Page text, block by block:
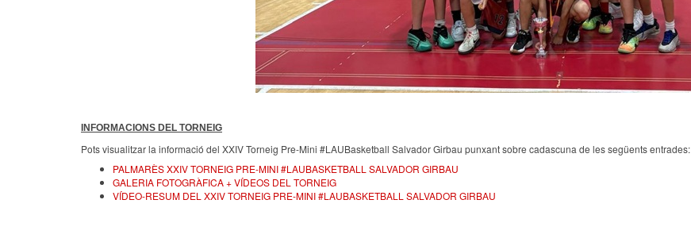
INFORMACIONS DEL TORNEIG
Pots visualitzar la informació del XXIV Torneig Pre-Mini #LAUBasketball Salvador Girbau punxant sobre cadascuna de les següents entrades:
PALMARÈS XXIV TORNEIG PRE-MINI #LAUBASKETBALL SALVADOR GIRBAU
GALERIA FOTOGRÀFICA + VÍDEOS DEL TORNEIG
VÍDEO-RESUM DEL XXIV TORNEIG PRE-MINI #LAUBASKETBALL SALVADOR GIRBAU